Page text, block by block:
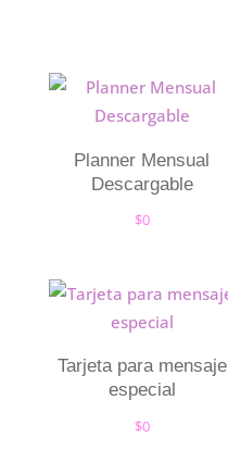
Planner Mensual
Descargable
$0
Tarjeta para mensaje
especial
$0